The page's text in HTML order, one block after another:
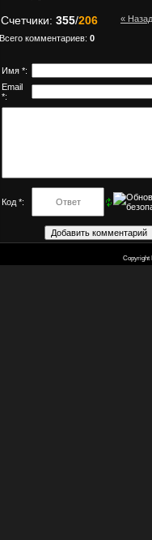
« Назад
Счетчики: 355/206
Всего комментариев: 0
Имя *:
Email
*:
Код *:
Copyright